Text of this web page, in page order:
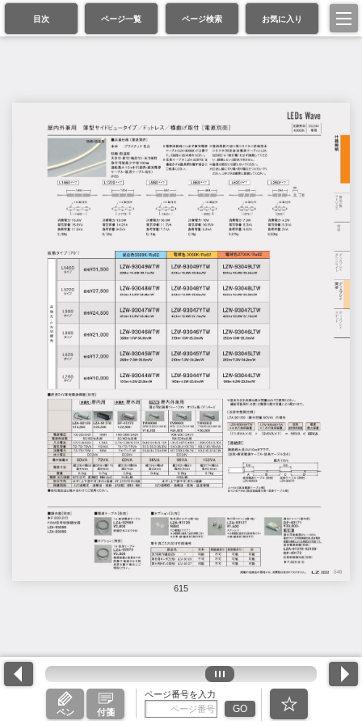
目次 ページ一覧 ページ検索 お気に入り
615
ペン 付箋
ページ番号を入力
GO